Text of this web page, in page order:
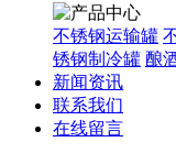
不锈钢运输罐
锈钢制冷罐 酿
新闻资讯
联系我们
在线留言